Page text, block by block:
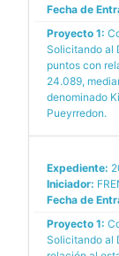
Fecha de
Proyecto 1:
Solicitando al
puntos con
24.089,
denominado
Pueyrredon.
Expediente:
Iniciador:
Fecha de
Proyecto 1:
Solicitando al